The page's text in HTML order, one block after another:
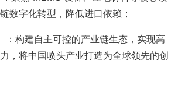
数字化转型，降低进口依赖；
：构建自主可控的产业链生态，实现高
，将中国喷头产业打造为全球领先的创